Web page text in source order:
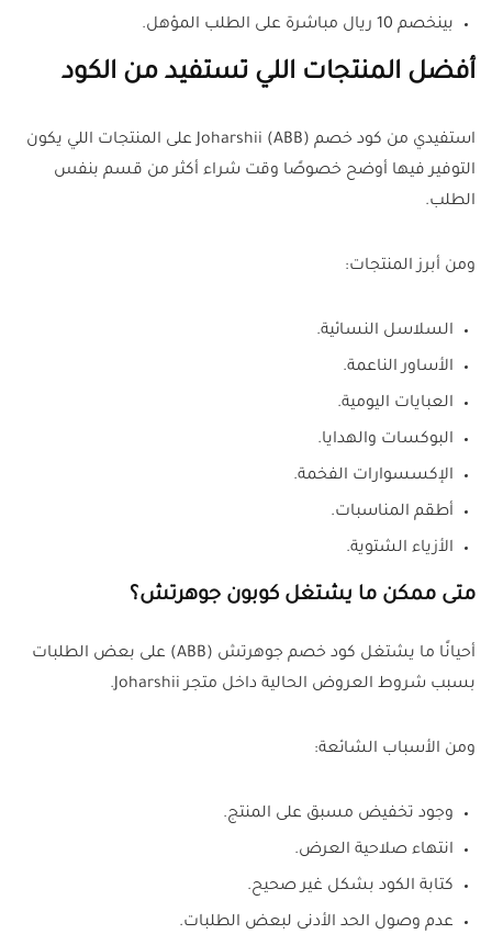
بينخصم 10 ريال مباشرة على الطلب المؤهل.
أفضل المنتجات اللي تستفيد من الكود
استفيدي من كود خصم Joharshii (ABB) على المنتجات اللي يكون
التوفير فيها أوضح خصوصًا وقت شراء أكثر من قسم بنفس
الطلب.
ومن أبرز المنتجات:
السلاسل النسائية.
الأساور الناعمة.
العبايات اليومية.
البوكسات والهدايا.
الإكسسوارات الفخمة.
أطقم المناسبات.
الأزياء الشتوية.
متى ممكن ما يشتغل كوبون جوهرتش؟
أحيانًا ما يشتغل كود خصم جوهرتش (ABB) على بعض الطلبات
بسبب شروط العروض الحالية داخل متجر Joharshii.
ومن الأسباب الشائعة:
وجود تخفيض مسبق على المنتج.
انتهاء صلاحية العرض.
كتابة الكود بشكل غير صحيح.
عدم وصول الحد الأدنى لبعض الطلبات.